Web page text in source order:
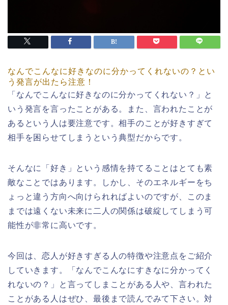
なんでこんなに好きなのに分かってくれないの？とい
う発言が出たら注意！
「なんでこんなに好きなのに分かってくれない？」と
いう発言を言ったことがある。また、言われたことが
あるという人は要注意です。相手のことが好きすぎて
相手を困らせてしまうという典型だからです。
そんなに「好き」という感情を持てることはとても素
敵なことではあります。しかし、そのエネルギーをち
ょっと違う方向へ向けられればよいのですが、このま
までは遠くない未来に二人の関係は破綻してしまう可
能性が非常に高いです。
今回は、恋人が好きすぎる人の特徴や注意点をご紹介
していきます。「なんでこんなにすきなに分かってく
れないの？」と言ってしまことがある人や、言われた
ことがある人はぜひ、最後まで読んでみて下さい。対